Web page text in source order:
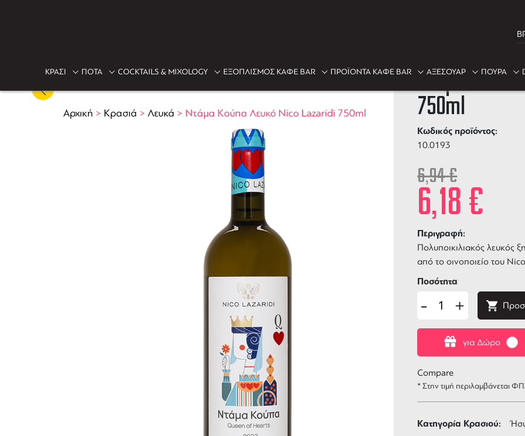
ΚΡΑΣΙ ΠΟΤΑ COCKTAILS & MIXOLOGY ΕΞΟΠΛΙΣΜΟΣ ΚΑΦΕ BAR ΠΡΟΪΟΝΤΑ ΚΑΦΕ BAR ΑΞΕΣΟΥΑΡ ΠΟΥΡΑ
Αρχική > Κρασιά > Λευκά > Ντάμα Κούπα Λευκό Nico Lazaridi 750ml
Ντάμα
750ml
Κωδικός προϊόντος:
10.0193
6,94€
6,18€
Περιγραφή:
Πολυποικιλιακός λευκός
από το οινοποιείο του
για Δώρο
Ποσότητα
- +
Compare
* Στην τιμή περιλαμβάνεται
Κατηγορία Κρασιού: